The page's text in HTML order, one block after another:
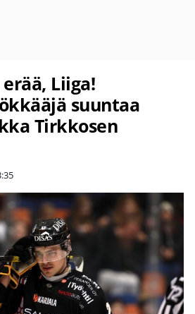
Liiga!
suuntaa
Tirkkosen